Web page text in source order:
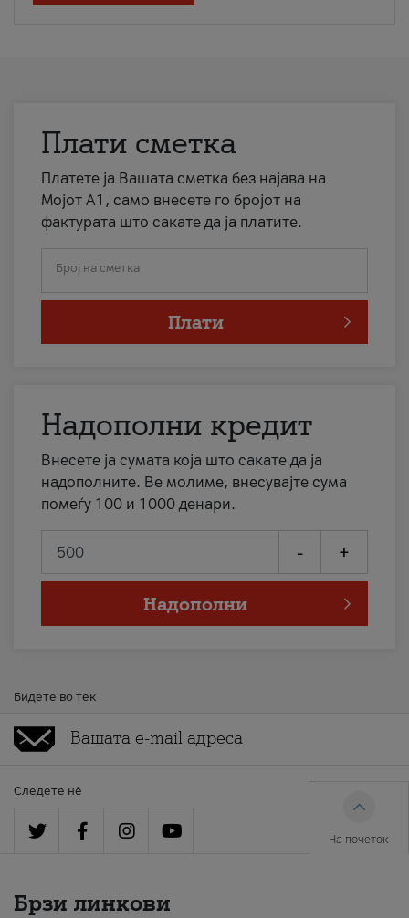
Плати сметка
Платете ја Вашата сметка без најава на
Мојот А1, само внесете го бројот на
фактурата што сакате да ја платите.
Број на сметка
Плати
Надополни кредит
Внесете ја сумата која што сакате да ја
надополните. Ве молиме, внесувајте сума
помеѓу 100 и 1000 денари.
- +
Надополни
Бидете во тек
Следете нè
На почеток
Брзи линкови